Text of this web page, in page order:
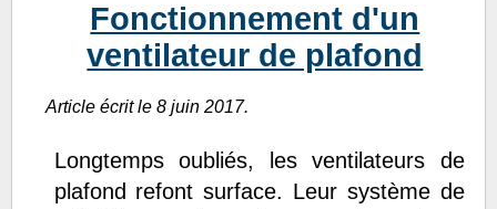
Fonctionnement d'un
ventilateur de plafond
Article écrit le 8 juin 2017.
Longtemps oubliés, les ventilateurs de
plafond refont surface. Leur système de